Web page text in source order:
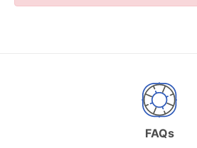
FAQs